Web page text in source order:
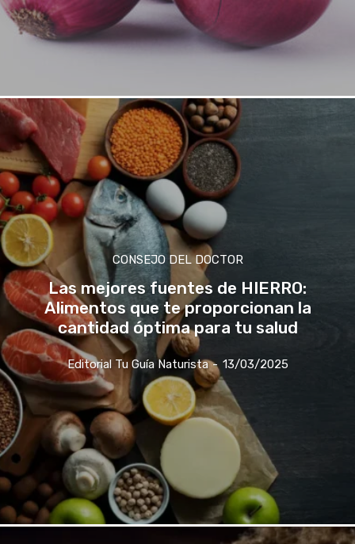
CONSEJO DEL DOCTOR
Las mejores fuentes de HIERRO:
Alimentos que te proporcionan la
cantidad óptima para tu salud
Editorial Tu Guía Naturista - 13/03/2025